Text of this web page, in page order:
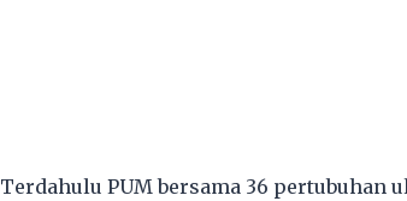
Terdahulu PUM bersama 36 pertubuhan